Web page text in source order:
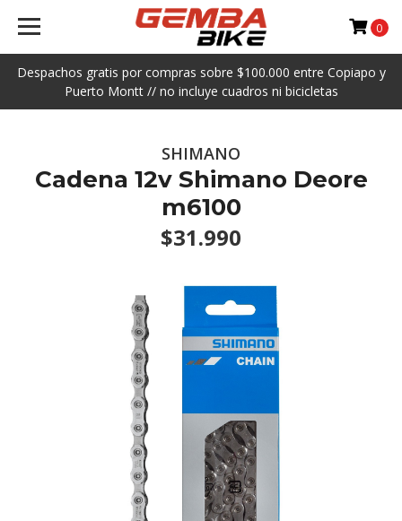
Despachos gratis por compras sobre $100.000 entre Copiapo y
Puerto Montt // no incluye cuadros ni bicicletas
0
SHIMANO
Cadena 12v Shimano Deore
m6100
$31.990